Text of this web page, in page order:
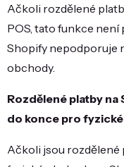
Ačkoli rozdělené
POS, tato funkce
Shopify nepodporuje
obchody.
Rozdělené platby
do konce pro
Ačkoli jsou rozdělené